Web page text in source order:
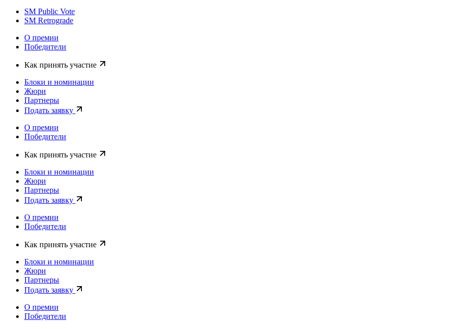
SM Public Vote
SM Retrograde
О премии
Победители
Как принять участие
Блоки и номинации
Жюри
Партнеры
Подать заявку
О премии
Победители
Как принять участие
Блоки и номинации
Жюри
Партнеры
Подать заявку
О премии
Победители
Как принять участие
Блоки и номинации
Жюри
Партнеры
Подать заявку
О премии
Победители